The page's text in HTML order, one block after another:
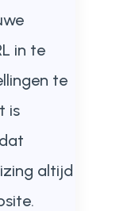
in te
te
is
altijd